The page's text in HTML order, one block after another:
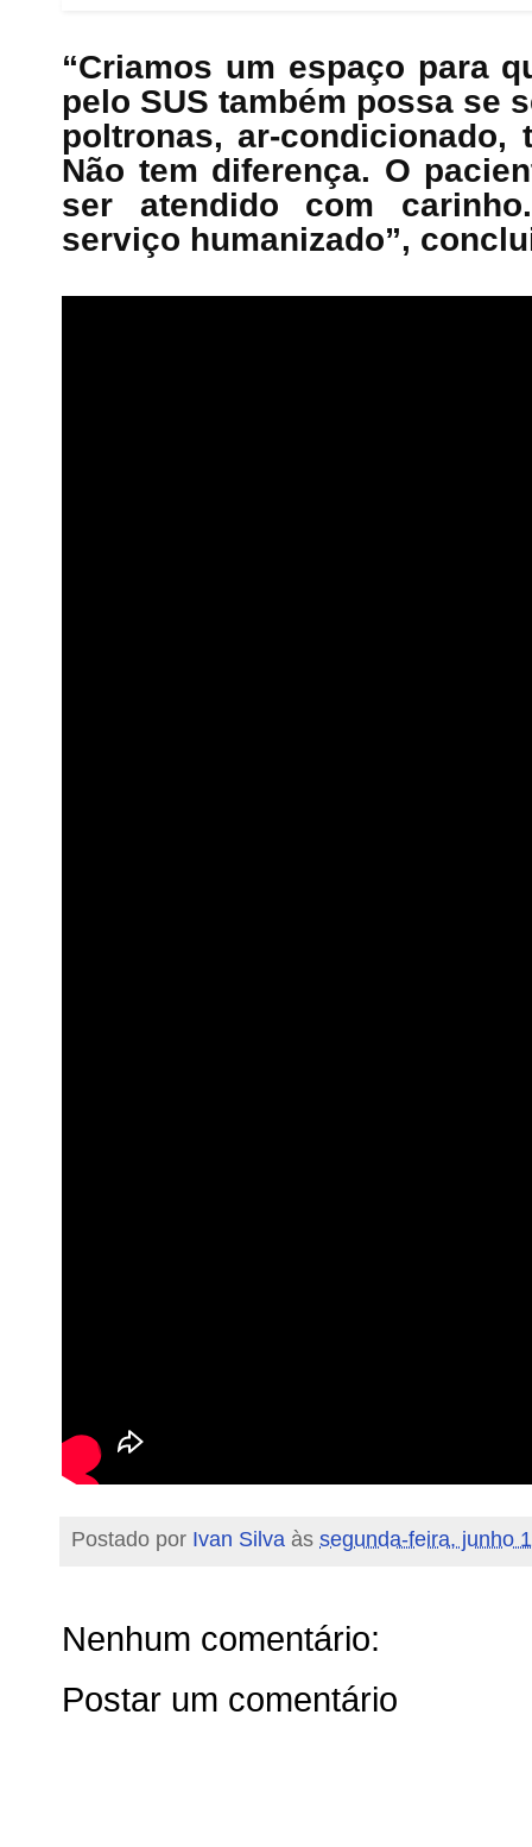
“Criamos um espaço para
pelo SUS também possa se
poltronas, ar-condicionado,
Não tem diferença. O
ser atendido com
serviço humanizado”,
Postado por Ivan Silva às segunda-feira, junho
Nenhum comentário:
Postar um comentário